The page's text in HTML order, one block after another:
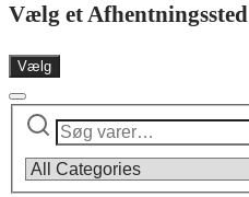
Vælg et Afhentningssted
Vælg
Søg